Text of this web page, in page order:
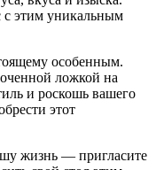
с этим уникальным
особенным.
ложкой на
и роскошь вашего
этот
жизнь — пригласите